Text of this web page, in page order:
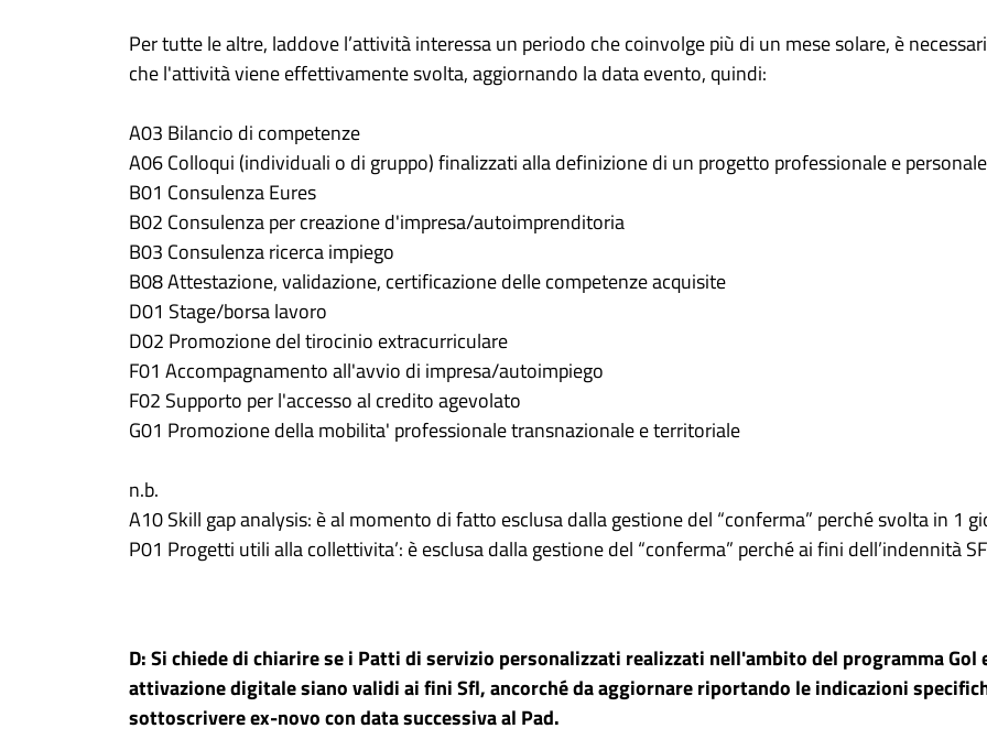
Per tutte le altre, laddove l’attività interessa un periodo che coinvolge più di un mese solare, è
che l'attività viene effettivamente svolta, aggiornando la data evento, quindi:
A03 Bilancio di competenze
A06 Colloqui (individuali o di gruppo) finalizzati alla definizione di un progetto professionale e personale
B01 Consulenza Eures
B02 Consulenza per creazione d'impresa/autoimprenditoria
B03 Consulenza ricerca impiego
B08 Attestazione, validazione, certificazione delle competenze acquisite
D01 Stage/borsa lavoro
D02 Promozione del tirocinio extracurriculare
F01 Accompagnamento all'avvio di impresa/autoimpiego
F02 Supporto per l'accesso al credito agevolato
G01 Promozione della mobilita' professionale transnazionale e territoriale
n.b.
A10 Skill gap analysis: è al momento di fatto esclusa dalla gestione del “conferma” perché svolta in 1
P01 Progetti utili alla collettivita’: è esclusa dalla gestione del “conferma” perché ai fini dell’indennità
D: Si chiede di chiarire se i Patti di servizio personalizzati realizzati nell'ambito del programma
attivazione digitale siano validi ai fini Sfl, ancorché da aggiornare riportando le indicazioni
sottoscrivere ex-novo con data successiva al Pad.